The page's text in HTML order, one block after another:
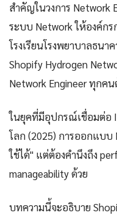
สำคัญในวงการ Network
ระบบ Network ให้องค์ก
โรงเรียนโรงพยาบาลธน
Shopify Hydrogen
Network Engineer ทุกคน
ในยุคที่มีอุปกรณ์เชื่อมต่อ
โลก (2025) การออกแบบ
ใช้ได้" แต่ต้องคำนึงถึง
manageability ด้วย
บทความนี้จะอธิบาย